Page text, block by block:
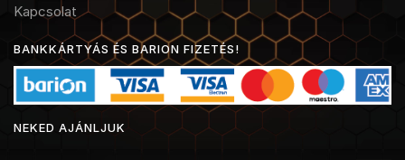
Kapcsolat
BANKKÁRTYÁS ÉS BARION FIZETÉS!
NEKED AJÁNLJUK